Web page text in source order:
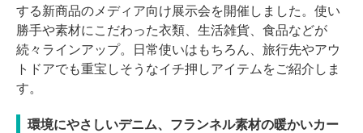
する新商品のメディア向け展示会を開催しました。使い
勝手や素材にこだわった衣類、生活雑貨、食品などが
続々ラインアップ。日常使いはもちろん、旅行先やアウ
トドアでも重宝しそうなイチ押しアイテムをご紹介しま
す。
環境にやさしいデニム、フランネル素材の暖かいカー